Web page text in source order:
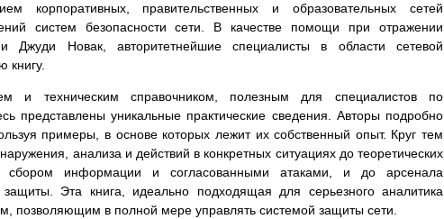
корпоративных, правительственных и образовательных сетей
систем безопасности сети. В качестве помощи при отражении
Джуди Новак, авторитетнейшие специалисты в области сетевой
книгу.
и техническим справочником, полезным для специалистов по
представлены уникальные практические сведения. Авторы подробно
примеры, в основе которых лежит их собственный опыт. Круг тем
анализа и действий в конкретных ситуациях до теоретических
сбором информации и согласованными атаками, и до арсенала
Эта книга, идеально подходящая для серьезного аналитика
позволяющим в полной мере управлять системой защиты сети.